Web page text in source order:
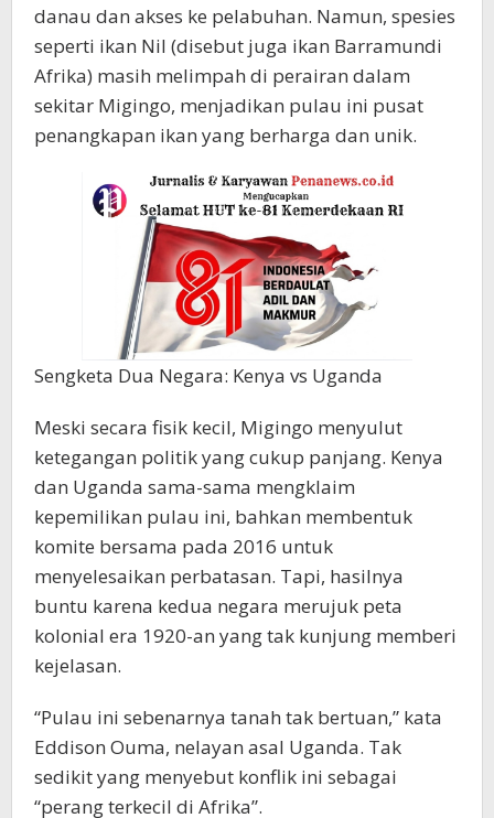
danau dan akses ke pelabuhan. Namun, spesies
seperti ikan Nil (disebut juga ikan Barramundi
Afrika) masih melimpah di perairan dalam
sekitar Migingo, menjadikan pulau ini pusat
penangkapan ikan yang berharga dan unik.
Sengketa Dua Negara: Kenya vs Uganda
Meski secara fisik kecil, Migingo menyulut
ketegangan politik yang cukup panjang. Kenya
dan Uganda sama-sama mengklaim
kepemilikan pulau ini, bahkan membentuk
komite bersama pada 2016 untuk
menyelesaikan perbatasan. Tapi, hasilnya
buntu karena kedua negara merujuk peta
kolonial era 1920-an yang tak kunjung memberi
kejelasan.
“Pulau ini sebenarnya tanah tak bertuan,” kata
Eddison Ouma, nelayan asal Uganda. Tak
sedikit yang menyebut konflik ini sebagai
“perang terkecil di Afrika”.